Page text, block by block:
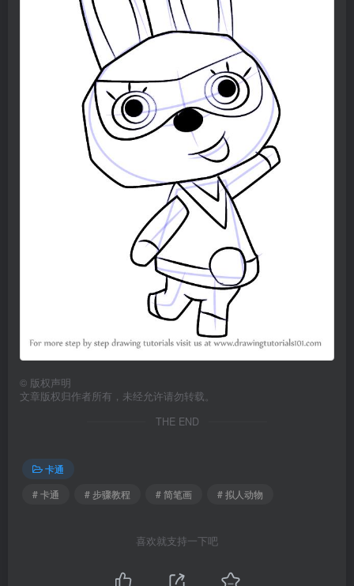
© 版权声明
文章版权归作者所有，未经允许请勿转载。
THE END
卡通
# 卡通
# 步骤教程 # 简笔画 # 拟人动物
喜欢就支持一下吧